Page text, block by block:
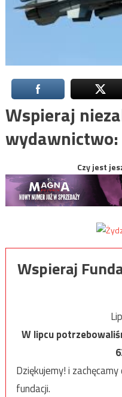
Wspieraj
wydawnictwo:
Czy jest
Wspieraj
W lipcu
Dziękujemy! i
fundacji.